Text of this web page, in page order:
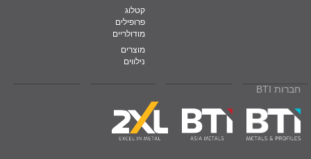
קטלוג
פרופילים
מודולריים
מוצרים
נילווים
חברות BTI